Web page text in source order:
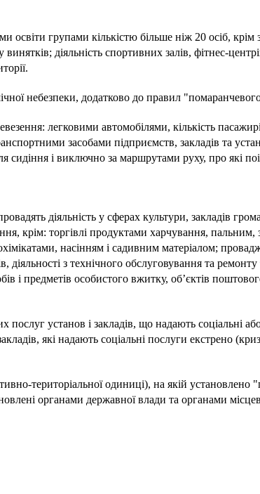
освіти групами кількістю більше ніж 20 осіб,
винятків; діяльність спортивних залів, фітнес-
небезпеки, додатково до правил
легковими автомобілями, кількість
засобами підприємств, закладів та
сидіння і виключно за маршрутами руху, про які
діяльність у сферах культури, закладів
крім: торгівлі продуктами харчування,
насінням і садивним матеріалом;
діяльності з технічного обслуговування та
і предметів особистого вжитку, об’єктів
послуг установ і закладів, що надають соціальні
які надають соціальні послуги екстрено
територіальної одиниці), на якій
органами державної влади та органами